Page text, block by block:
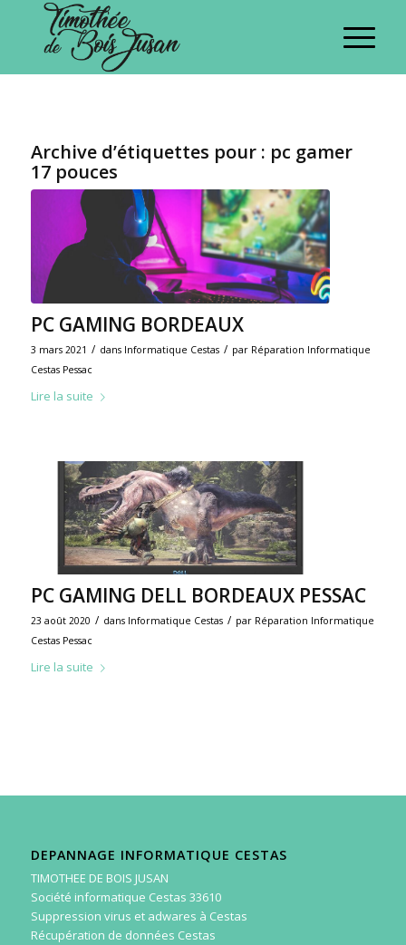
Archive d’étiquettes pour : pc gamer
17 pouces
PC GAMING BORDEAUX
3 mars 2021 / dans Informatique Cestas / par Réparation Informatique
Cestas Pessac
Lire la suite
PC GAMING DELL BORDEAUX PESSAC
23 août 2020 / dans Informatique Cestas / par Réparation Informatique
Cestas Pessac
Lire la suite
DEPANNAGE INFORMATIQUE CESTAS
TIMOTHEE DE BOIS JUSAN
Société informatique Cestas 33610
Suppression virus et adwares à Cestas
Récupération de données Cestas